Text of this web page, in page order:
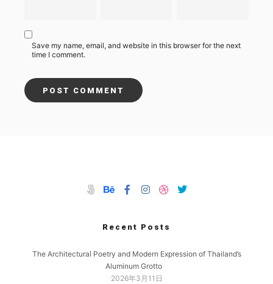
Save my name, email, and website in this browser for the next
time I comment.
Recent Posts
The Architectural Poetry and Modern Expression of Thailand’s
Aluminum Grotto
2026年3月11日